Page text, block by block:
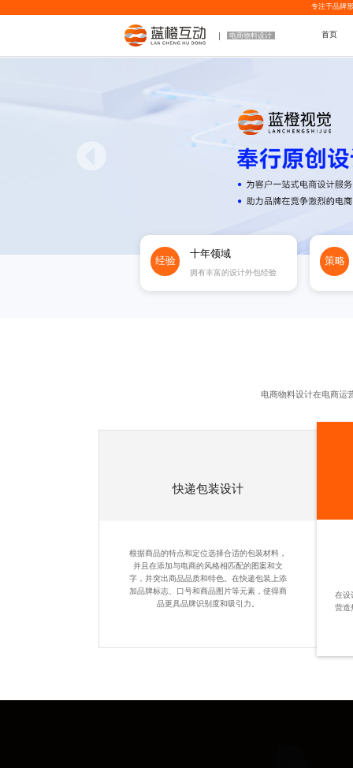
专注于品牌
电商物料设计 首页
经验
十年领域
拥有丰富的设计外包经验
策略
电商物料设计在电商运
快递包装设计
根据商品的特点和定位选择合适的包装材料，
并且在添加与电商的风格相匹配的图案和文
字，并突出商品品质和特色。在快递包装上添
加品牌标志、口号和商品图片等元素，使得商
品更具品牌识别度和吸引力。
在设
营造